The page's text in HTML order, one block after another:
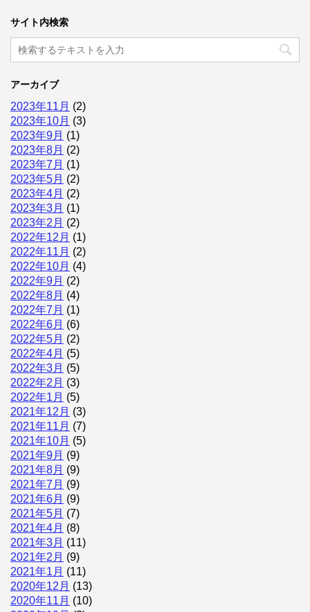
サイト内検索
アーカイブ
2023年11月 (2)
2023年10月 (3)
2023年9月 (1)
2023年8月 (2)
2023年7月 (1)
2023年5月 (2)
2023年4月 (2)
2023年3月 (1)
2023年2月 (2)
2022年12月 (1)
2022年11月 (2)
2022年10月 (4)
2022年9月 (2)
2022年8月 (4)
2022年7月 (1)
2022年6月 (6)
2022年5月 (2)
2022年4月 (5)
2022年3月 (5)
2022年2月 (3)
2022年1月 (5)
2021年12月 (3)
2021年11月 (7)
2021年10月 (5)
2021年9月 (9)
2021年8月 (9)
2021年7月 (9)
2021年6月 (9)
2021年5月 (7)
2021年4月 (8)
2021年3月 (11)
2021年2月 (9)
2021年1月 (11)
2020年12月 (13)
2020年11月 (10)